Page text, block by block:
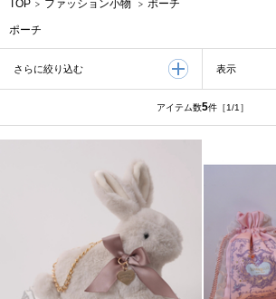
TOP ファッション小物 ポーチ
ポーチ
さらに絞り込む 表示
アイテム数5件 ［1/1］